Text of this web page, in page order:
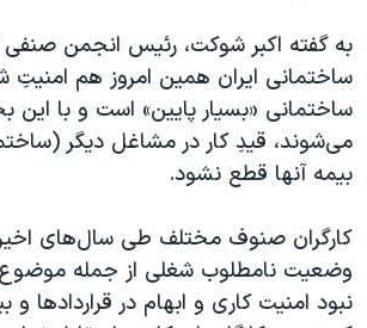
به گفته اکبر شوکت، رئیس انجمن صنفی
ساختمانی ایران همین امروز هم امنیتِ
ساختمانی «بسیار پایین» است و با این
می‌شوند، قیدِ کار در مشاغل دیگر
بیمه آنها قطع نشود.
کارگران صنوف مختلف طی سال‌های
وضعیت نامطلوب شغلی از جمله موضوع
نبود امنیت کاری و ابهام در قراردادها و